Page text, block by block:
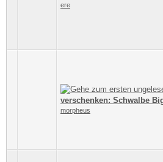
ere
verschenken: Schwalbe
morpheus